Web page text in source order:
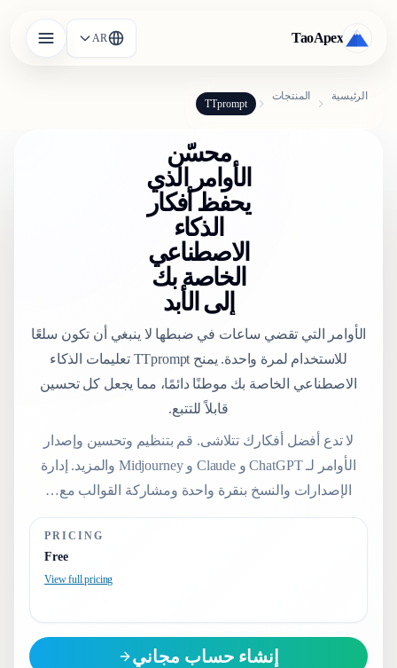
TaoApex
AR
الرئيسية المنتجات
TTprompt
محسّن
الأوامر الذي
يحفظ أفكار
الذكاء
الاصطناعي
الخاصة بك
إلى الأبد
الأوامر التي تقضي ساعات في ضبطها لا ينبغي أن تكون سلعًا
للاستخدام لمرة واحدة. يمنح TTprompt تعليمات الذكاء
الاصطناعي الخاصة بك موطنًا دائمًا، مما يجعل كل تحسين
قابلاً للتتبع.
لا تدع أفضل أفكارك تتلاشى. قم بتنظيم وتحسين وإصدار
الأوامر لـ ChatGPT و Claude و Midjourney والمزيد. إدارة
الإصدارات والنسخ بنقرة واحدة ومشاركة القوالب مع…
PRICING
Free
View full pricing
إنشاء حساب مجاني